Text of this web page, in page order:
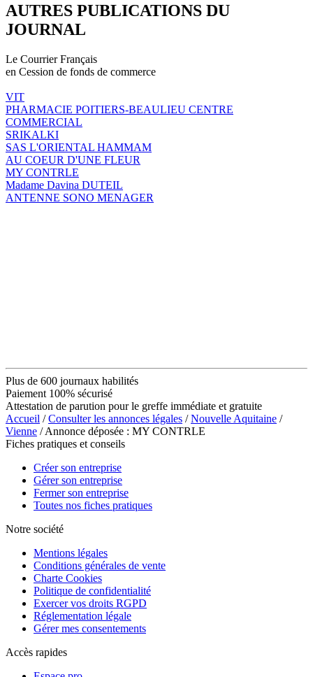
AUTRES PUBLICATIONS DU
JOURNAL
Le Courrier Français
en Cession de fonds de commerce
VIT
PHARMACIE POITIERS-BEAULIEU CENTRE
COMMERCIAL
SRIKALKI
SAS L'ORIENTAL HAMMAM
AU COEUR D'UNE FLEUR
MY CONTRLE
Madame Davina DUTEIL
ANTENNE SONO MENAGER
Plus de 600 journaux habilités
Paiement 100% sécurisé
Attestation de parution pour le greffe immédiate et gratuite
Accueil /Consulter les annonces légales /Nouvelle Aquitaine /
Vienne / Annonce déposée : MY CONTRLE
Fiches pratiques et conseils
Créer son entreprise
Gérer son entreprise
Fermer son entreprise
Toutes nos fiches pratiques
Notre société
Mentions légales
Conditions générales de vente
Charte Cookies
Politique de confidentialité
Exercer vos droits RGPD
Réglementation légale
Gérer mes consentements
Accès rapides